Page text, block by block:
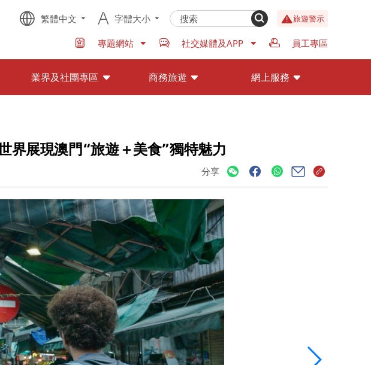
繁體中文 字體大小 旅遊警示
專題網站 社交媒體及APP 員工專區
業界及社團專區 商務旅遊 網上服務
展現澳門“旅遊＋美食”獨特魅力
分享